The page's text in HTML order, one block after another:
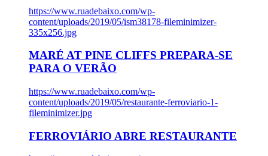
https://www.ruadebaixo.com/wp-
content/uploads/2019/05/ism38178-fileminimizer-
335x256.jpg
MARÉ AT PINE CLIFFS PREPARA-SE
PARA O VERÃO
https://www.ruadebaixo.com/wp-
content/uploads/2019/05/restaurante-ferroviario-1-
fileminimizer.jpg
FERROVIÁRIO ABRE RESTAURANTE